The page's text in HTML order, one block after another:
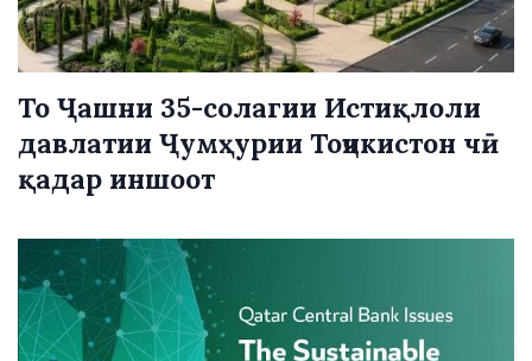
То Ҷашни 35-солагии Истиқлоли
давлатии Ҷумҳурии Тоҷикистон чӣ
қадар иншоот